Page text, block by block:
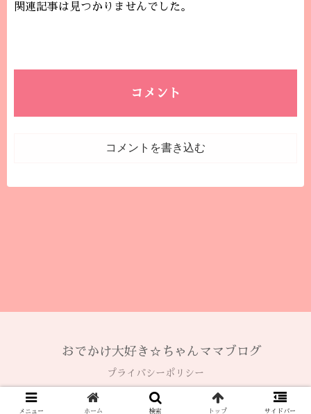
関連記事は見つかりませんでした。
コメント
コメントを書き込む
おでかけ大好き☆ちゃんママブログ
プライバシーポリシー
© 2020 おでかけ大好き☆ちゃんママブログ.
メニュー ホーム 検索 トップ サイドバー